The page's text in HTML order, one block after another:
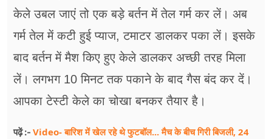
केले उबल जाएं तो एक बड़े बर्तन में तेल गर्म कर लें। अब
गर्म तेल में कटी हुई प्याज, टमाटर डालकर पका लें। इसके
बाद बर्तन में मैश किए हुए केले डालकर अच्छी तरह मिला
लें। लगभग 10 मिनट तक पकाने के बाद गैस बंद कर दें।
आपका टेस्टी केले का चोखा बनकर तैयार है।
पढ़ें :- Video- बारिश में खेल रहे थे फुटबॉल... मैच के बीच गिरी बिजली, 24